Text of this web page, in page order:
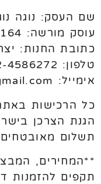
שם העסק: נוגה
עוסק מורשה: 312192164
כתובת החנות: יצחק נפחא
טלפון: 052-4586272
אימייל: 3noganog@gmail.com
כל הרכישות
תשלום
**המחירים,
תקפים להזמנות